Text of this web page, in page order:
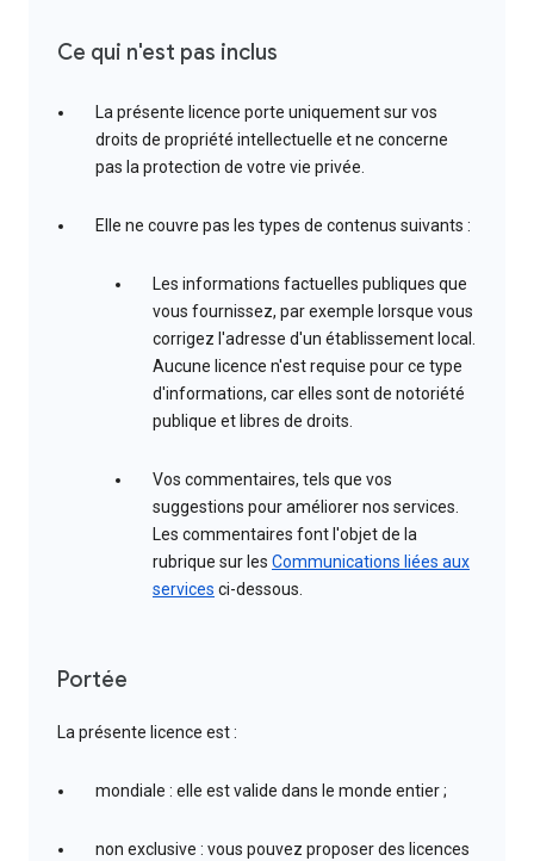
Ce qui n'est pas inclus
La présente licence porte uniquement sur vos
droits de propriété intellectuelle et ne concerne
pas la protection de votre vie privée.
Elle ne couvre pas les types de contenus suivants :
Les informations factuelles publiques que
vous fournissez, par exemple lorsque vous
corrigez l'adresse d'un établissement local.
Aucune licence n'est requise pour ce type
d'informations, car elles sont de notoriété
publique et libres de droits.
Vos commentaires, tels que vos
suggestions pour améliorer nos services.
Les commentaires font l'objet de la
rubrique sur les Communications liées aux
services ci-dessous.
Portée
La présente licence est :
mondiale : elle est valide dans le monde entier ;
non exclusive : vous pouvez proposer des licences